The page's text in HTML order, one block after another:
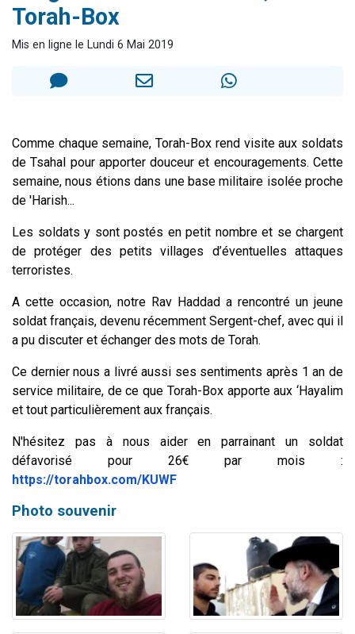
Ariel vient de donner son Maasser
Il reste 49 places pour étudier en groupe sur Zoom
6 personnes viennent de faire un don pour 5 enfants déjà orphelins risquent de perdre leur maman
Torah-Box
Mis en ligne le Lundi 6 Mai 2019
Comme chaque semaine, Torah-Box rend visite aux soldats
de Tsahal pour apporter douceur et encouragements. Cette
semaine, nous étions dans une base militaire isolée proche
de 'Harish...
Les soldats y sont postés en petit nombre et se chargent
de protéger des petits villages d’éventuelles attaques
terroristes.
A cette occasion, notre Rav Haddad a rencontré un jeune
soldat français, devenu récemment Sergent-chef, avec qui il
a pu discuter et échanger des mots de Torah.
Ce dernier nous a livré aussi ses sentiments après 1 an de
service militaire, de ce que Torah-Box apporte aux ‘Hayalim
et tout particulièrement aux français.
N'hésitez pas à nous aider en parrainant un soldat
défavorisé pour 26€ par mois :
https://torahbox.com/KUWF
Photo souvenir